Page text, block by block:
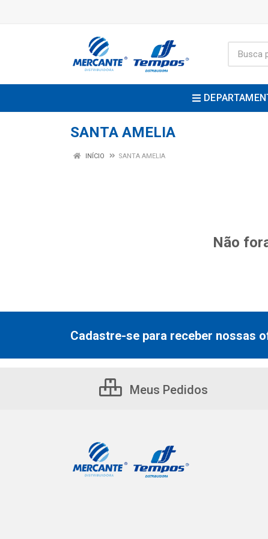
SANTA AMELIA
INÍCIO SANTA AMELIA
Não
Cadastre-se para receber nossas
Meus Pedidos